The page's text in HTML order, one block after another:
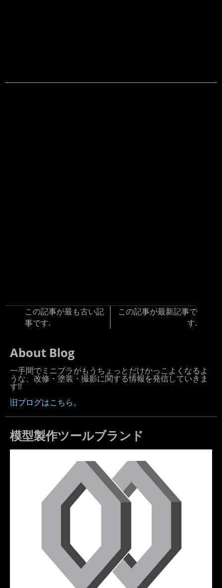
この記事が最も古い記
事です.
この記事が最新記事で
す.
About Blog
一手間でミニプラがもうちょっとだけかっこよくなるよ
うな、改修・塗装・撮影に関する情報を発信していきま
す!!
旧ブログはこちら。
模型製作ツールブランド